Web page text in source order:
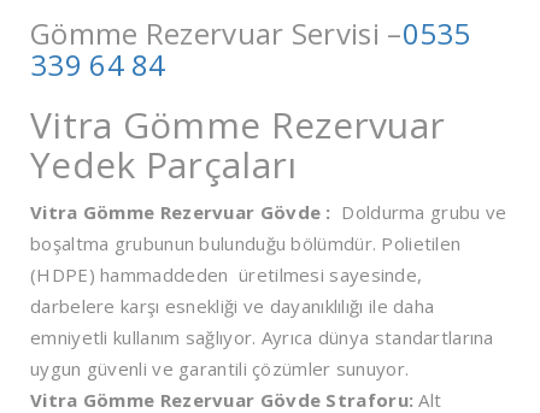
Gömme Rezervuar Servisi –0535
339 64 84
Vitra Gömme Rezervuar
Yedek Parçaları
Vitra Gömme Rezervuar Gövde : Doldurma grubu ve
boşaltma grubunun bulunduğu bölümdür. Polietilen
(HDPE) hammaddeden üretilmesi sayesinde,
darbelere karşı esnekliği ve dayanıklılığı ile daha
emniyetli kullanım sağlıyor. Ayrıca dünya standartlarına
uygun güvenli ve garantili çözümler sunuyor.
Vitra Gömme Rezervuar Gövde Straforu: Alt